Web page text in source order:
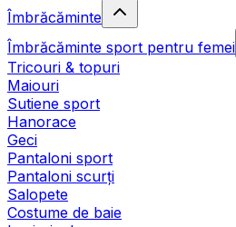
Îmbrăcăminte
Îmbrăcăminte sport pentru femei
Tricouri & topuri
Maiouri
Sutiene sport
Hanorace
Geci
Pantaloni sport
Pantaloni scurți
Salopete
Costume de baie